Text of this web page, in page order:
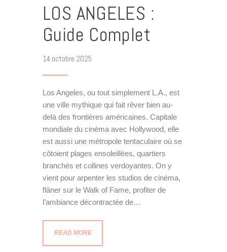
LOS ANGELES :
Guide Complet
14 octobre 2025
Los Angeles, ou tout simplement L.A., est
une ville mythique qui fait rêver bien au-
delà des frontières américaines. Capitale
mondiale du cinéma avec Hollywood, elle
est aussi une métropole tentaculaire où se
côtoient plages ensoleillées, quartiers
branchés et collines verdoyantes. On y
vient pour arpenter les studios de cinéma,
flâner sur le Walk of Fame, profiter de
l’ambiance décontractée de…
READ MORE